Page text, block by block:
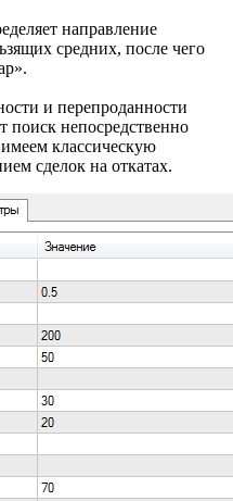
направление
средних, после чего
и перепроданности
поиск непосредственно
классическую
сделок на откатах.